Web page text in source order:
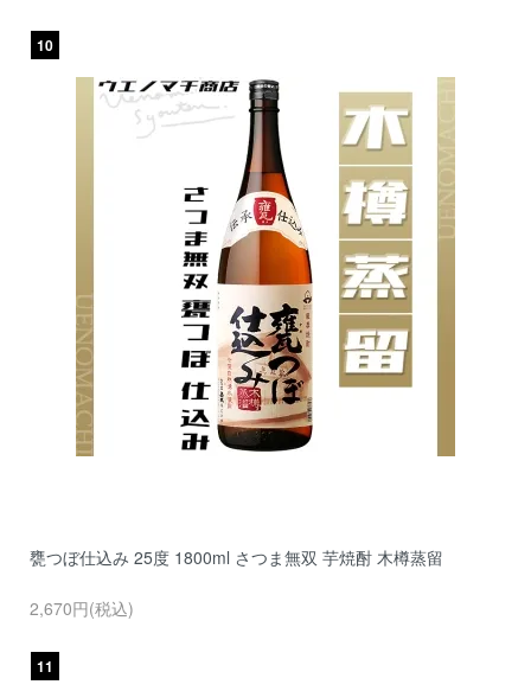
10
甕つぼ仕込み 25度 1800ml さつま無双 芋焼酎 木樽蒸留
2,670円(税込)
11